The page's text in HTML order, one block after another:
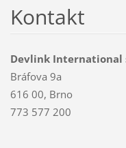
Kontakt
Devlink International
Bráfova 9a
616 00, Brno
773 577 200